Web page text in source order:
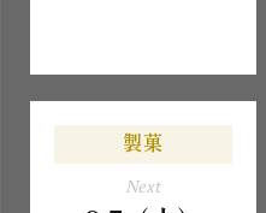
製菓
Next